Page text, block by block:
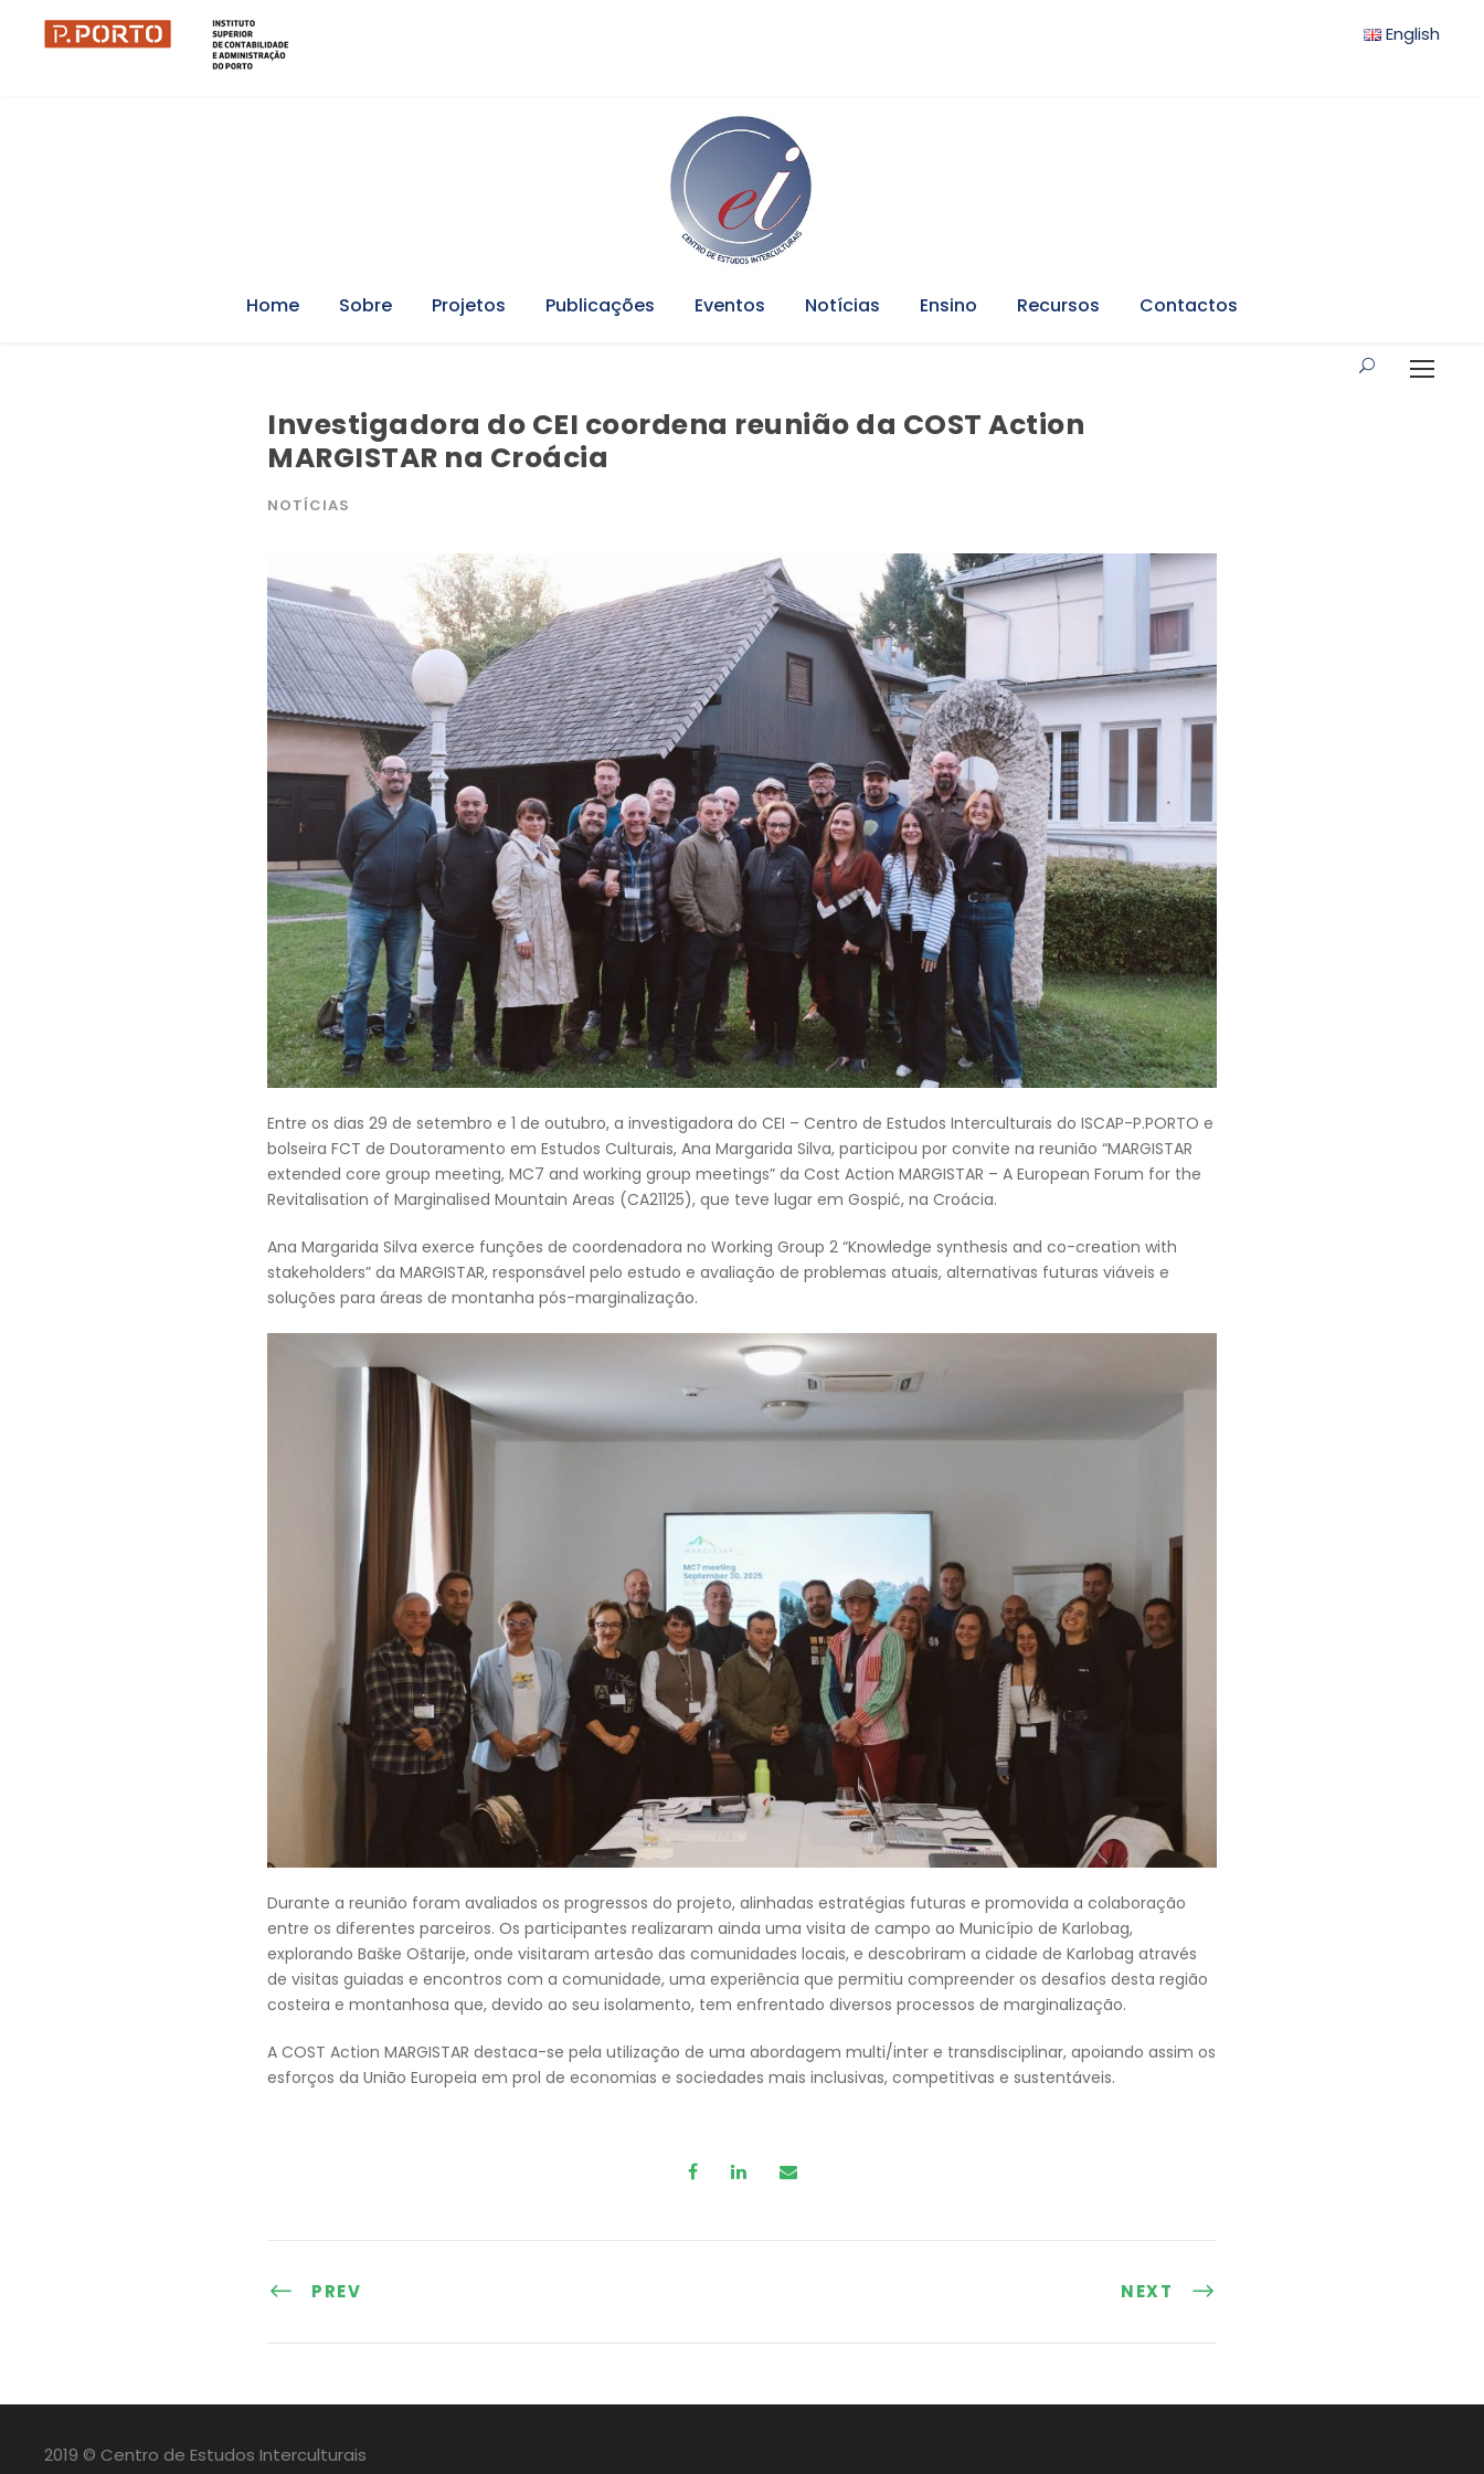
English
Home Sobre Projetos Publicações Eventos Notícias Ensino Recursos Contactos
Investigadora do CEI coordena reunião da COST Action
MARGISTAR na Croácia
NOTÍCIAS
Entre os dias 29 de setembro e 1 de outubro, a investigadora do CEI – Centro de Estudos Interculturais do ISCAP-P.PORTO e
bolseira FCT de Doutoramento em Estudos Culturais, Ana Margarida Silva, participou por convite na reunião “MARGISTAR
extended core group meeting, MC7 and working group meetings” da Cost Action MARGISTAR – A European Forum for the
Revitalisation of Marginalised Mountain Areas (CA21125), que teve lugar em Gospić, na Croácia.
Ana Margarida Silva exerce funções de coordenadora no Working Group 2 “Knowledge synthesis and co-creation with
stakeholders” da MARGISTAR, responsável pelo estudo e avaliação de problemas atuais, alternativas futuras viáveis e
soluções para áreas de montanha pós-marginalização.
Durante a reunião foram avaliados os progressos do projeto, alinhadas estratégias futuras e promovida a colaboração
entre os diferentes parceiros. Os participantes realizaram ainda uma visita de campo ao Município de Karlobag,
explorando Baške Oštarije, onde visitaram artesão das comunidades locais, e descobriram a cidade de Karlobag através
de visitas guiadas e encontros com a comunidade, uma experiência que permitiu compreender os desafios desta região
costeira e montanhosa que, devido ao seu isolamento, tem enfrentado diversos processos de marginalização.
A COST Action MARGISTAR destaca-se pela utilização de uma abordagem multi/inter e transdisciplinar, apoiando assim os
esforços da União Europeia em prol de economias e sociedades mais inclusivas, competitivas e sustentáveis.
PREV NEXT
2019 © Centro de Estudos Interculturais